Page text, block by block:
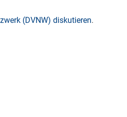
(DVNW) diskutieren.